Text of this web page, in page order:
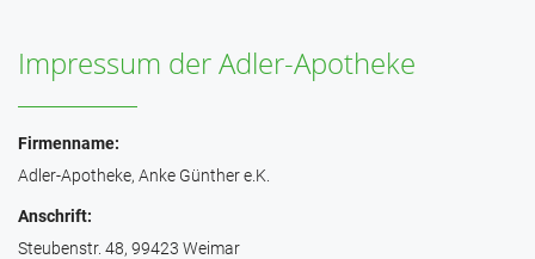
Impressum der Adler-Apotheke
Firmenname:
Adler-Apotheke, Anke Günther e.K.
Anschrift:
Steubenstr. 48, 99423 Weimar